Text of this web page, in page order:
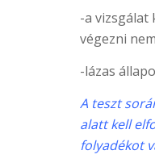
-a vizsgálat
végezni
-lázas
A teszt
alatt kell
folyadékot